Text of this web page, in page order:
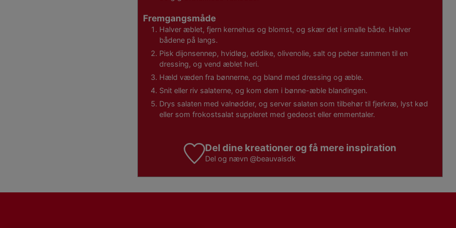
Fremgangsmåde
Halver æblet, fjern kernehus og blomst, og skær det i smalle både. Halver
bådene på langs.
Pisk dijonsennep, hvidløg, eddike, olivenolie, salt og peber sammen til en
dressing, og vend æblet heri.
Hæld væden fra bønnerne, og bland med dressing og æble.
Snit eller riv salaterne, og kom dem i bønne-æble blandingen.
Drys salaten med valnødder, og server salaten som tilbehør til fjerkræ, lyst kød
eller som frokostsalat suppleret med gedeost eller emmentaler.
Del dine kreationer og få mere inspiration
Del og nævn @beauvaisdk